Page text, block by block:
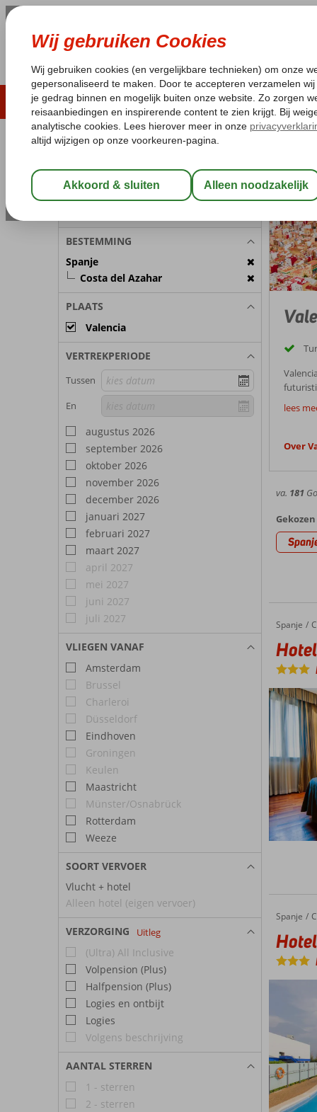
ZOMER 2026 LAST MINUTES
Laagsteprijsgarantie* Geen
REISGEZELSCHAP
Kamer 1: 2 Personen
BESTEMMING
Spanje
Costa del Azahar
PLAATS
Valencia
VERTREKPERIODE
Tussen
En
augustus 2026
september 2026
oktober 2026
november 2026
december 2026
januari 2027
februari 2027
maart 2027
april 2027
mei 2027
juni 2027
juli 2027
VLIEGEN VANAF
Amsterdam
Brussel
Charleroi
Düsseldorf
Eindhoven
Groningen
Keulen
Maastricht
Münster/Osnabrück
Rotterdam
Weeze
SOORT VERVOER
Vlucht + hotel
Alleen hotel (eigen vervoer)
VERZORGING Uitleg
(Ultra) All Inclusive
Volpension (Plus)
Halfpension (Plus)
Logies en ontbijt
Logies
Volgens beschrijving
AANTAL STERREN
1 - sterren
2 - sterren
Home
Spanje
bus
ideaal
maken
las
het
In
lees
Over
va. 181
Home
Spanje
Hotel
Home
Spanje
Hotel